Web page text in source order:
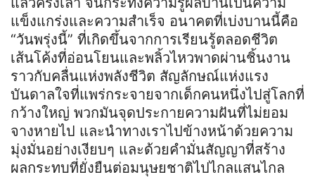
แข็งแกร่งและความสำเร็จ อนาคตที่เบ่งบานนี้คือ
“วันพรุ่งนี้” ที่เกิดขึ้นจากการเรียนรู้ตลอดชีวิต
เส้นโค้งที่อ่อนโยนและพลิ้วไหวพาดผ่านชิ้นงาน
ราวกับคลื่นแห่งพลังชีวิต สัญลักษณ์แห่งแรง
บันดาลใจที่แพร่กระจายจากเด็กคนหนึ่งไปสู่โลกที่
กว้างใหญ่ พวกมันจุดประกายความฝันที่ไม่ยอม
จางหายไป และนำทางเราไปข้างหน้าด้วยความ
มุ่งมั่นอย่างเงียบๆ และด้วยคำมั่นสัญญาที่สร้าง
ผลกระทบที่ยั่งยืนต่อมนุษยชาติไปไกลแสนไกล